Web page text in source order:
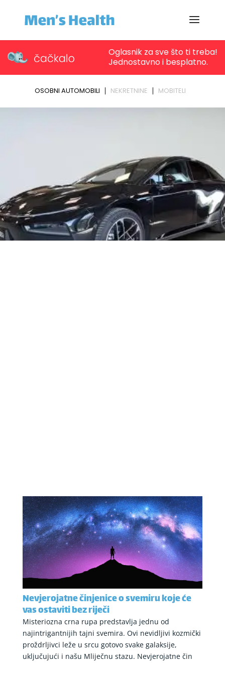
Nevjerojatne činjenice o svemiru koje će
vas ostaviti bez riječi
Misteriozna crna rupa predstavlja jednu od
najintrigantnijih tajni svemira. Ovi nevidljivi kozmički
proždrljivci leže u srcu gotovo svake galaksije,
uključujući i našu Mliječnu stazu. Nevjerojatne čin